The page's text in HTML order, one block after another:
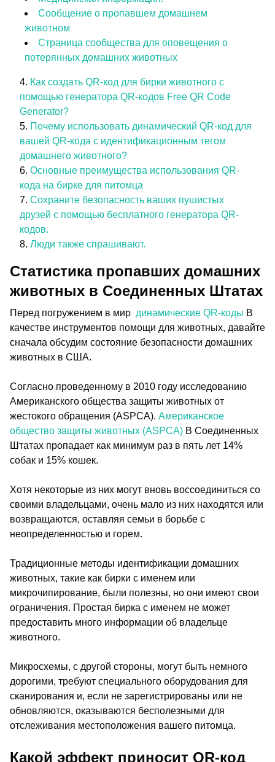
Сообщение о пропавшем домашнем
животном
Страница сообщества для оповещения о
потерянных домашних животных
Как создать QR-код для бирки животного с
помощью генератора QR-кодов Free QR Code
Generator?
Почему использовать динамический QR-код для
вашей QR-кода с идентификационным тегом
домашнего животного?
Основные преимущества использования QR-
кода на бирке для питомца
Сохраните безопасность ваших пушистых
друзей с помощью бесплатного генератора QR-
кодов.
Люди также спрашивают.
Статистика пропавших домашних
животных в Соединенных Штатах
Перед погружением в мир динамические QR-коды В
качестве инструментов помощи для животных, давайте
сначала обсудим состояние безопасности домашних
животных в США.
Согласно проведенному в 2010 году исследованию
Американского общества защиты животных от
жестокого обращения (ASPCA). Американское
общество защиты животных (ASPCA) В Соединенных
Штатах пропадает как минимум раз в пять лет 14%
собак и 15% кошек.
Хотя некоторые из них могут вновь воссоединиться со
своими владельцами, очень мало из них находятся или
возвращаются, оставляя семьи в борьбе с
неопределенностью и горем.
Традиционные методы идентификации домашних
животных, такие как бирки с именем или
микрочипирование, были полезны, но они имеют свои
ограничения. Простая бирка с именем не может
предоставить много информации об владельце
животного.
Микросхемы, с другой стороны, могут быть немного
дорогими, требуют специального оборудования для
сканирования и, если не зарегистрированы или не
обновляются, оказываются бесполезными для
отслеживания местоположения вашего питомца.
Какой эффект приносит QR-код